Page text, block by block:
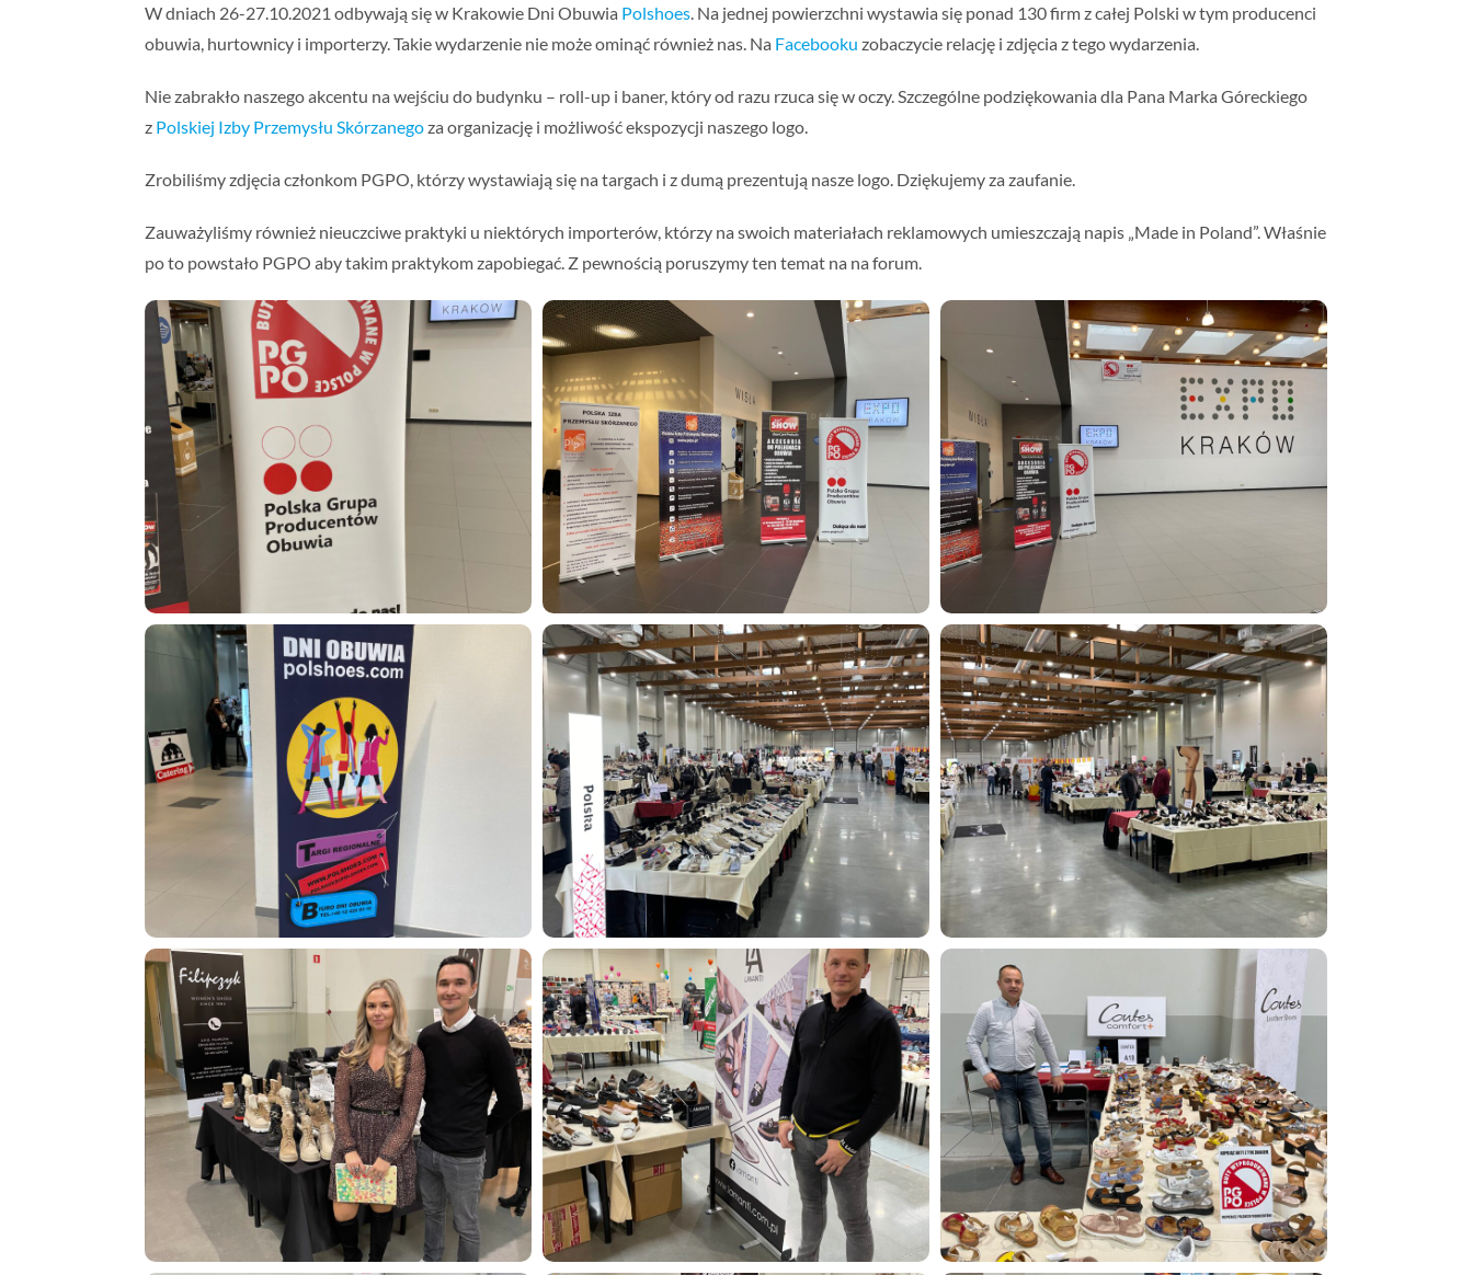
W dniach 26-27.10.2021 odbywają się w Krakowie Dni Obuwia Polshoes. Na jednej powierzchni wystawia się ponad 130 firm z całej Polski w tym producenci
obuwia, hurtownicy i importerzy. Takie wydarzenie nie może ominąć również nas. Na Facebooku zobaczycie relację i zdjęcia z tego wydarzenia.
Nie zabrakło naszego akcentu na wejściu do budynku – roll-up i baner, który od razu rzuca się w oczy. Szczególne podziękowania dla Pana Marka Góreckiego
z Polskiej Izby Przemysłu Skórzanegoza organizację i możliwość ekspozycji naszego logo.
Zrobiliśmy zdjęcia członkom PGPO, którzy wystawiają się na targach i z dumą prezentują nasze logo. Dziękujemy za zaufanie.
Zauważyliśmy również nieuczciwe praktyki u niektórych importerów, którzy na swoich materiałach reklamowych umieszczają napis „Made in Poland”. Właśnie
po to powstało PGPO aby takim praktykom zapobiegać. Z pewnością poruszymy ten temat na na forum.